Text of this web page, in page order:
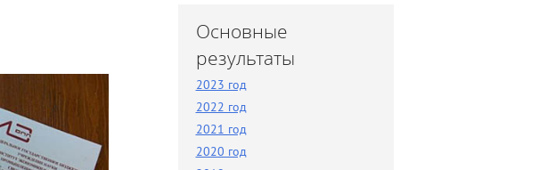
власти
организации
Заседания диссоветов
Экспертное мнение
Основные
результаты
2023 год
2022 год
2021 год
2020 год